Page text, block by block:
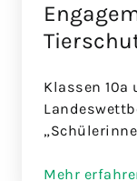
Klassen 10a
Mehr